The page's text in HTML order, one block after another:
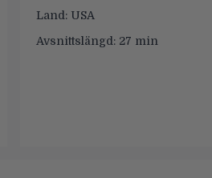
Land: USA
Avsnittslängd: 27 min